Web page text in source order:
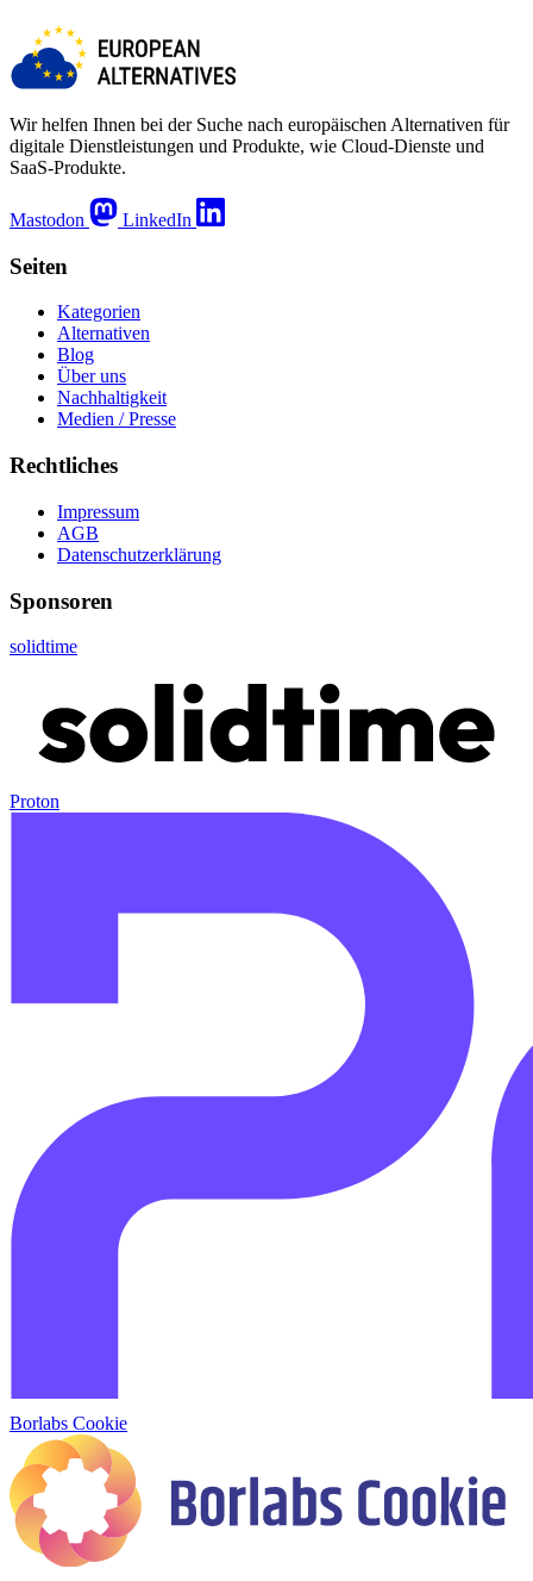
Wir helfen Ihnen bei der Suche nach europäischen Alternativen für
digitale Dienstleistungen und Produkte, wie Cloud-Dienste und
SaaS-Produkte.
Mastodon LinkedIn
Seiten
Kategorien
Alternativen
Blog
Über uns
Nachhaltigkeit
Medien / Presse
Rechtliches
Impressum
AGB
Datenschutzerklärung
Sponsoren
solidtime
Proton
Borlabs Cookie